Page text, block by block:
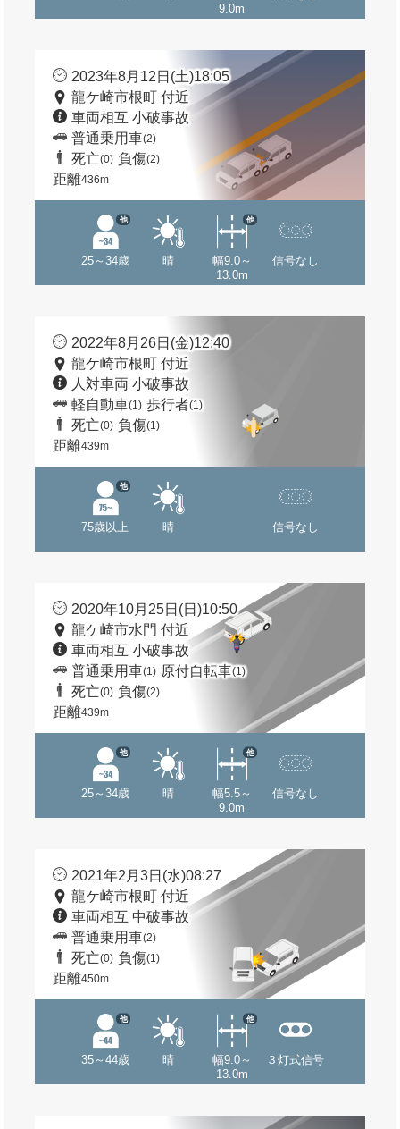
9.0m
2023年8月12日(土)18:05
龍ケ崎市根町 付近
車両相互 小破事故
普通乗用車(2)
死亡(0) 負傷(2)
距離436m
25～34歳
他
晴
幅9.0～
13.0m
他
信号なし
2022年8月26日(金)12:40
龍ケ崎市根町 付近
人対車両 小破事故
軽自動車(1) 歩行者(1)
死亡(0) 負傷(1)
距離439m
75歳以上
他
晴 信号なし
2020年10月25日(日)10:50
龍ケ崎市水門 付近
車両相互 小破事故
普通乗用車(1) 原付自転車(1)
死亡(0) 負傷(2)
距離439m
25～34歳
他
晴
幅5.5～
9.0m
他
信号なし
2021年2月3日(水)08:27
龍ケ崎市根町 付近
車両相互 中破事故
普通乗用車(2)
死亡(0) 負傷(1)
距離450m
35～44歳
他
晴
幅9.0～
13.0m
他
３灯式信号